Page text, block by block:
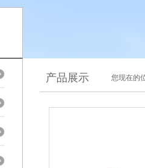
产品展示 您现在的